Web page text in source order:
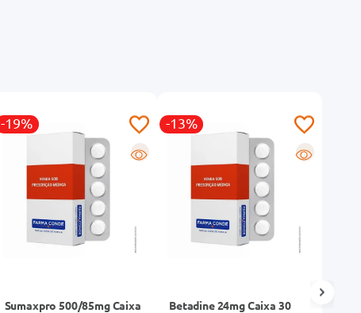
-19%
R
Sumaxpro 500/85mg Caixa
-13%
R
Betadine 24mg Caixa 30